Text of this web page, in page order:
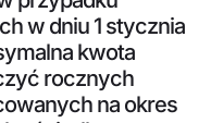
w dniu 1 stycznia
kwota
rocznych
na okres